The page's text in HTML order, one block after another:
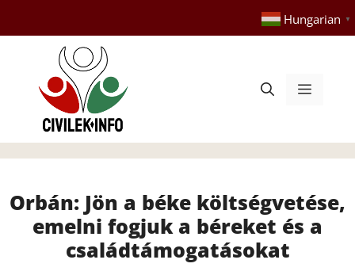
tartalomba
Hungarian ▼
Menü
Orbán: Jön a béke költségvetése,
emelni fogjuk a béreket és a
családtámogatásokat